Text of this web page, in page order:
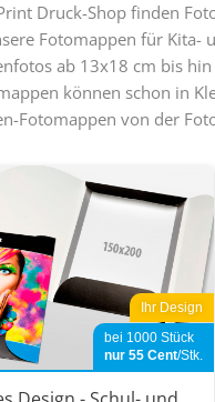
Druck-Shop finden
Fotomappen für
ab 13x18 cm bis
können schon in
Fotomappen von der
Ihr Design
bei 1000 Stück
nur 55 Cent/Stk.